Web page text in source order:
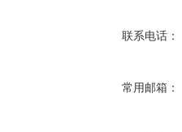
联系电话：
常用邮箱：